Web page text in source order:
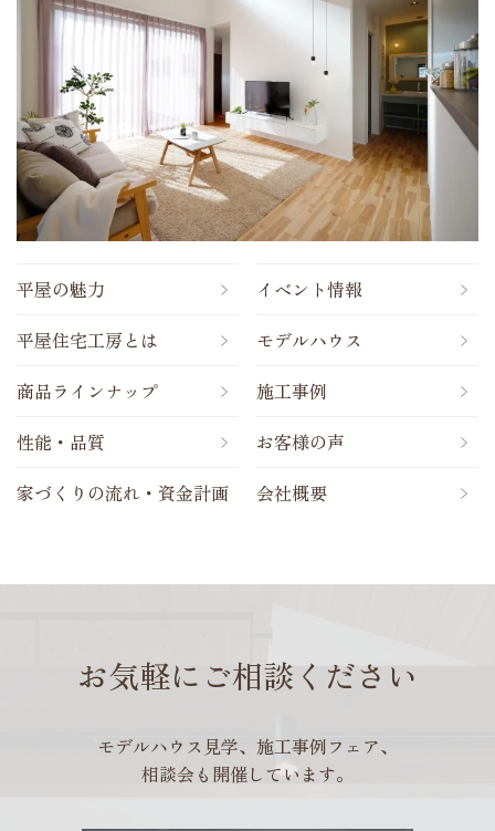
平屋の魅力
平屋住宅工房とは
商品ラインナップ
性能・品質
家づくりの流れ・資金計画
イベント情報
モデルハウス
施工事例
お客様の声
会社概要
お気軽にご相談ください
モデルハウス見学、施工事例フェア、
相談会も開催しています。